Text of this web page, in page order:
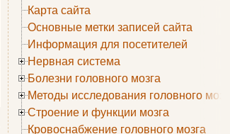
Карта сайта
Основные метки записей сайта
Информация для посетителей
Нервная система
Болезни головного мозга
Методы исследования головного мозга
Строение и функции мозга
Кровоснабжение головного мозга